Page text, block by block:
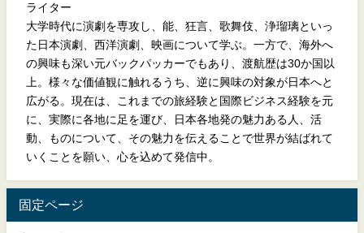
ライター
大学時代に演劇を専攻し、能、狂言、歌舞伎、浄瑠璃といっ
た日本演劇、西洋演劇、映画について学ぶ。一方で、海外へ
の興味も深い元バックパッカーでもあり、渡航歴は30か国以
上。様々な価値観に触れるうち、逆に興味の対象が日本へと
広がる。現在は、これまでの旅経験と国際ビジネス経験を元
に、実際に各地に足を運び、日本各地発の魅力ある人、活
動、ものについて、その魅力を伝えることで世界が結ばれて
いくことを願い、心を込めて発信中。
固定ページ